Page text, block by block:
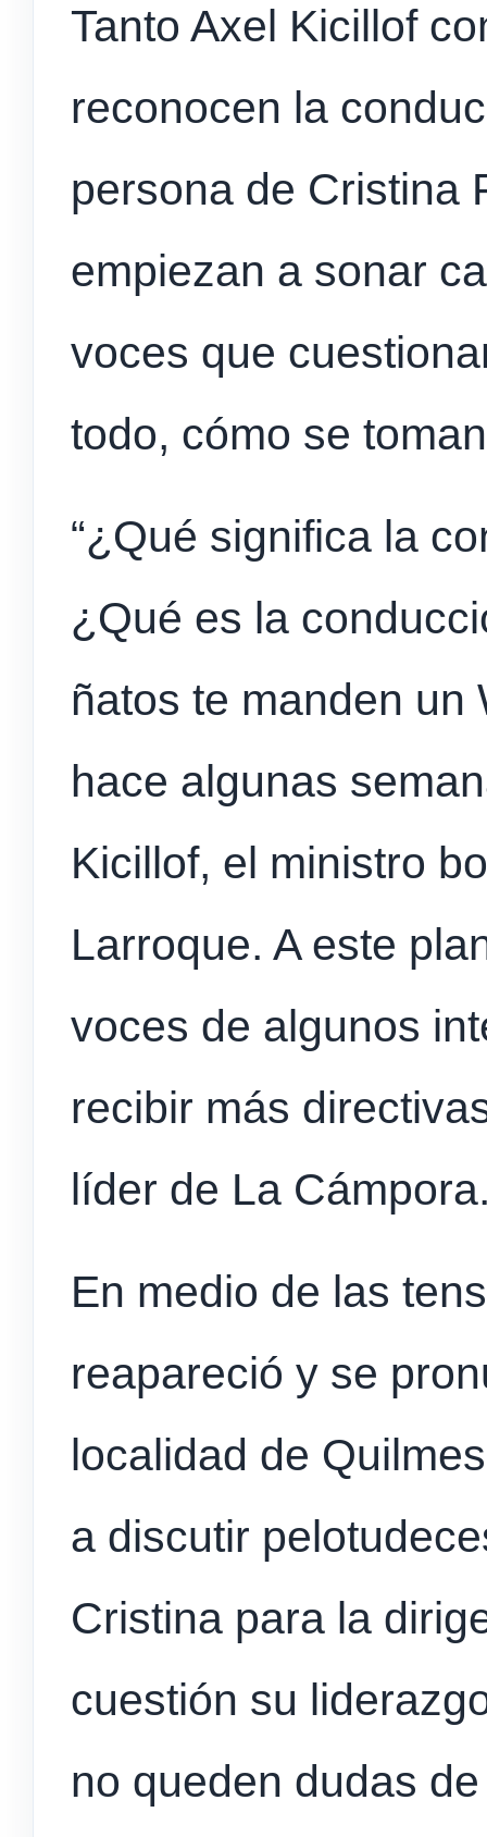
Tanto Axel Kicillof
reconocen la
persona de Cristina
empiezan a sonar
voces que
todo, cómo se
“¿Qué significa la
¿Qué es la
ñatos te manden un
hace algunas
Kicillof, el ministro
Larroque. A este
voces de algunos
recibir más
líder de La
En medio de las
reapareció y se
localidad de
a discutir
Cristina para la
cuestión su
no queden dudas